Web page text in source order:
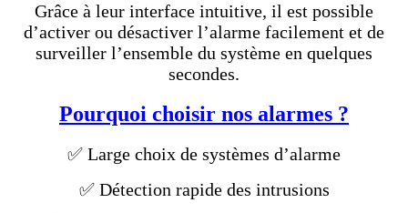
Grâce à leur interface intuitive, il est possible
d’activer ou désactiver l’alarme facilement et de
surveiller l’ensemble du système en quelques
secondes.
Pourquoi choisir nos alarmes ?
✅ Large choix de systèmes d’alarme
✅ Détection rapide des intrusions